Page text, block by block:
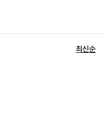
최신순